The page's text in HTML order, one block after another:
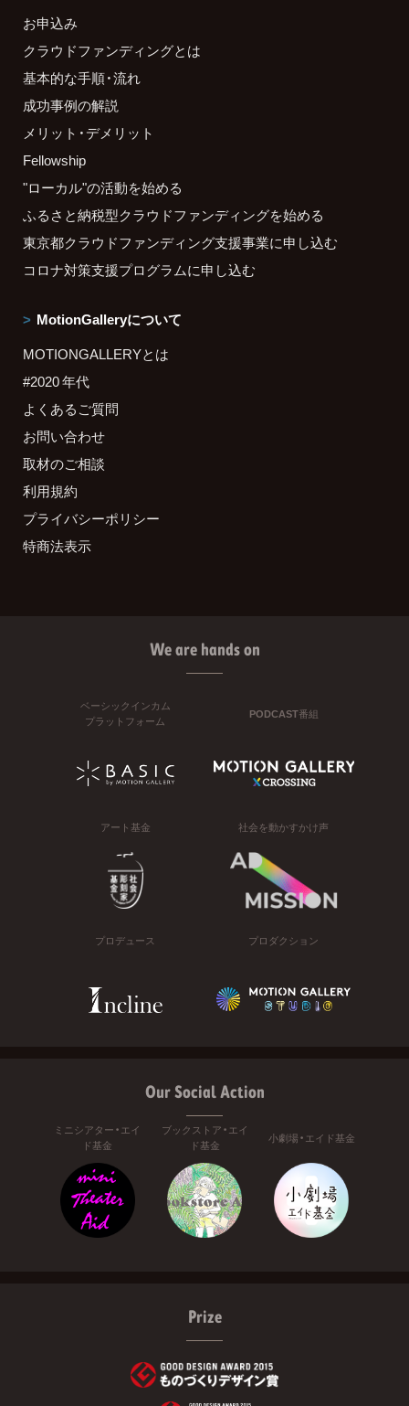
お申込み
クラウドファンディングとは
基本的な手順・流れ
成功事例の解説
メリット・デメリット
Fellowship
"ローカル"の活動を始める
ふるさと納税型クラウドファンディングを始める
東京都クラウドファンディング支援事業に申し込む
コロナ対策支援プログラムに申し込む
MotionGalleryについて
MOTIONGALLERYとは
#2020 年代
よくあるご質問
お問い合わせ
取材のご相談
利用規約
プライバシーポリシー
特商法表示
We are hands on
ベーシックインカム
プラットフォーム
PODCAST番組
アート基金 社会を動かすかけ声
プロデュース プロダクション
Our Social Action
ミニシアター・エイ
ド基金
ブックストア・エイ
ド基金
小劇場・エイド基金
Prize